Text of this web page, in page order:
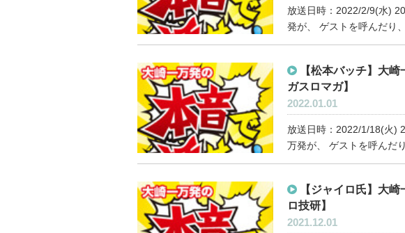
放送日時：2022/2/9(水)
発が、 ゲストを呼んだり
【松本バッチ】大
ガスロマガ】
2022.01.01
放送日時：2022/1/18(火)
万発が、 ゲストを呼んだ
【ジャイロ氏】大
ロ技研】
2021.12.01